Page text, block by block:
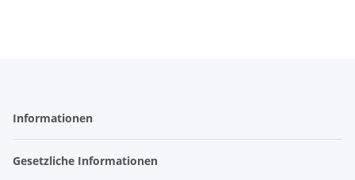
Informationen
Gesetzliche Informationen